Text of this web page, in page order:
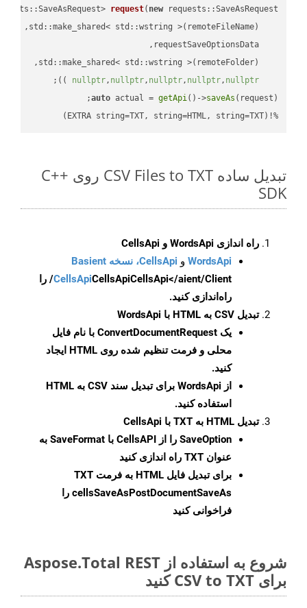
request( new
nullptr, nullptr, nullptr, nullptr, nullptr
))
;
auto actual = getApi()->saveAs
%!(EXTRA string=TXT, string=HTML, string=TXT)
تبدیل ساده CSV Files to TXT روی C++
SDK
راه اندازی WordsApi و CellsApi
WordsApi و CellsApi، نسخه Basient
CellsApiCellsApi
CellsApi</aient/Client/ را
راه‌اندازی کنید.
تبدیل CSV به HTML با WordsApi
یک ConvertDocumentRequest با نام فایل
محلی و فرمت تنظیم شده روی HTML ایجاد
کنید.
از WordsApi برای تبدیل سند CSV به HTML
استفاده کنید.
تبدیل HTML به TXT با CellsApi
SaveOption
را از CellsAPI با SaveFormat به
عنوان TXT راه اندازی کنید
برای تبدیل فایل HTML به فرمت
TXT
cellsSaveAsPostDocumentSaveAs را
فراخوانی کنید
شروع به استفاده از Aspose.Total REST
برای CSV to TXT کنید